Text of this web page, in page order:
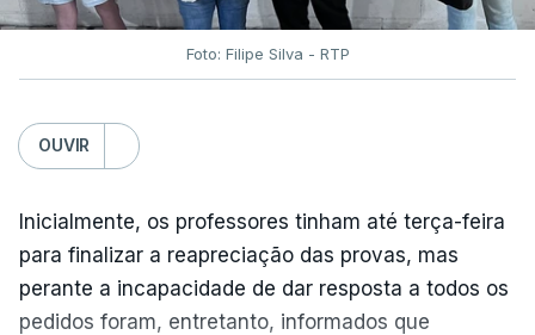
Foto: Filipe Silva - RTP
OUVIR
Inicialmente, os professores tinham até terça-feira
para finalizar a reapreciação das provas, mas
perante a incapacidade de dar resposta a todos os
pedidos foram, entretanto, informados que